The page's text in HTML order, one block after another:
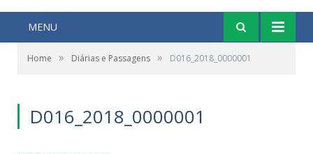
MENU
Home » Diárias e Passagens » D016_2018_0000001
D016_2018_0000001